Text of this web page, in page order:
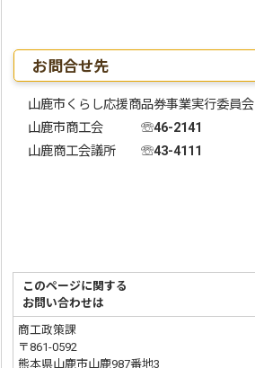
お問合せ先
山鹿市くらし応援商品券事業実行委員会
山鹿市商工会 ☏46-2141
山鹿商工会議所☏43-4111
このページに関する
お問い合わせは
商工政策課
〒861-0592
熊本県山鹿市山鹿987番地3